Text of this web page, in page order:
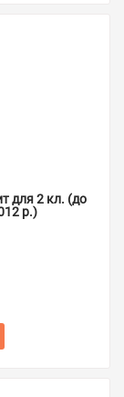
для 2 кл. (до
р.)